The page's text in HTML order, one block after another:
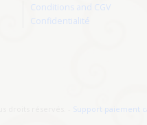
Conditions and CGV
Confidentialité
Support paiement